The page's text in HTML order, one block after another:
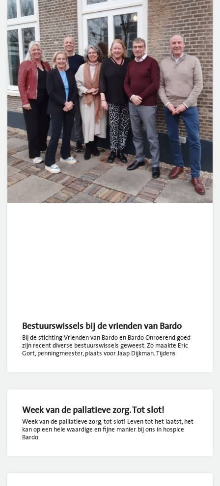
Bestuurswissels bij de vrienden van Bardo
Bij de stichting Vrienden van Bardo en Bardo Onroerend goed
zijn recent diverse bestuurswissels geweest. Zo maakte Eric
Gort, penningmeester, plaats voor Jaap Dijkman. Tijdens
Week van de pallatieve zorg. Tot slot!
Week van de palliatieve zorg, tot slot! Leven tot het laatst, het
kan op een hele waardige en fijne manier bij ons in hospice
Bardo.